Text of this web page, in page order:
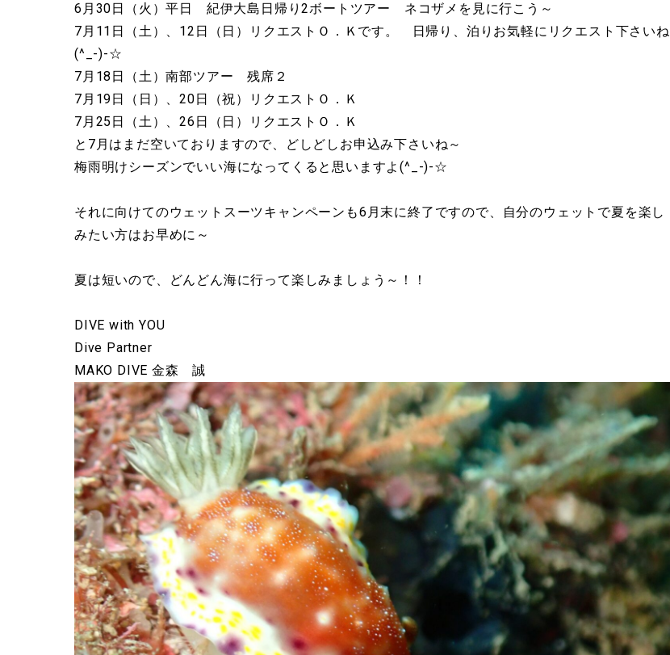
6月30日（火）平日 紀伊大島日帰り2ボートツアー ネコザメを見に行こう～
7月11日（土）、12日（日）リクエストＯ．Ｋです。 日帰り、泊りお気軽にリクエスト下さいね
(^_-)-☆
7月18日（土）南部ツアー 残席２
7月19日（日）、20日（祝）リクエストＯ．Ｋ
7月25日（土）、26日（日）リクエストＯ．Ｋ
と7月はまだ空いておりますので、どしどしお申込み下さいね～
梅雨明けシーズンでいい海になってくると思いますよ(^_-)-☆
それに向けてのウェットスーツキャンペーンも6月末に終了ですので、自分のウェットで夏を楽し
みたい方はお早めに～
夏は短いので、どんどん海に行って楽しみましょう～！！
DIVE with YOU
Dive Partner
MAKO DIVE 金森 誠